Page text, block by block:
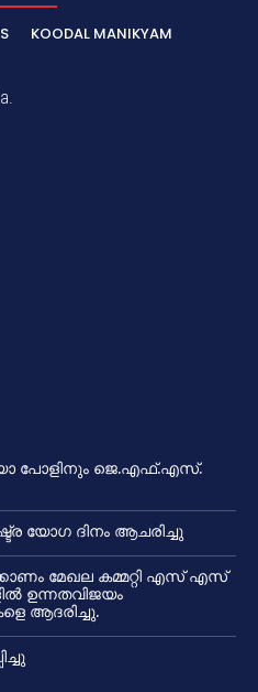
KOODAL MANIKYAM
പോളിനും ജെ.എഫ്.എസ്.
യോഗ ദിനം ആചരിച്ചു
മേഖല കമ്മറ്റി എസ് എസ്
ഉന്നതവിജയം
ആദരിച്ചു.